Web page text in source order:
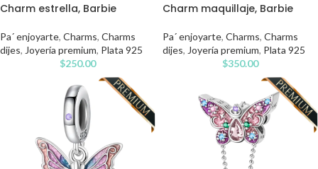
Charm estrella, Barbie
Pa´ enjoyarte, Charms, Charms
dijes, Joyería premium, Plata 925
$250.00
Charm maquillaje, Barbie
Pa´ enjoyarte, Charms, Charms
dijes, Joyería premium, Plata 925
$350.00